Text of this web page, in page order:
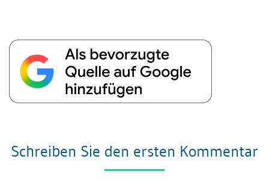
Schreiben Sie den ersten Kommentar